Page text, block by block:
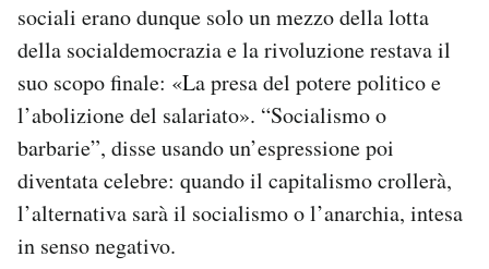
sociali erano dunque solo un mezzo della lotta
della socialdemocrazia e la rivoluzione restava il
suo scopo finale: «La presa del potere politico e
l’abolizione del salariato». “Socialismo o
barbarie”, disse usando un’espressione poi
diventata celebre: quando il capitalismo crollerà,
l’alternativa sarà il socialismo o l’anarchia, intesa
in senso negativo.